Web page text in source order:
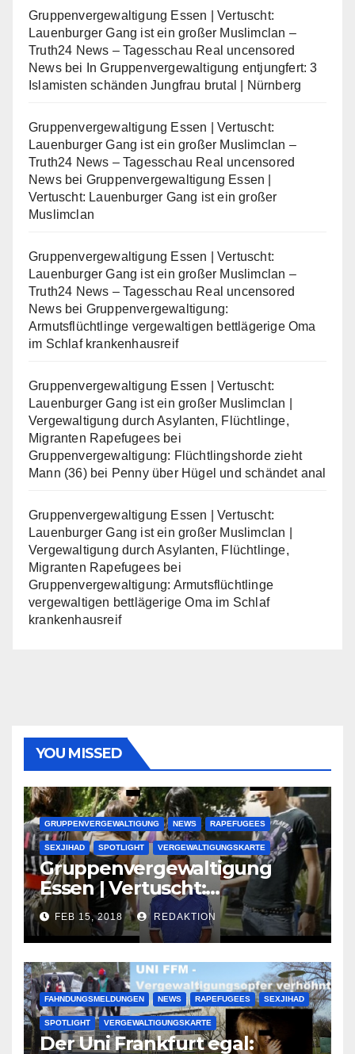
Gruppenvergewaltigung Essen | Vertuscht:
Lauenburger Gang ist ein großer Muslimclan –
Truth24 News – Tagesschau Real uncensored
Newsbei
In Gruppenvergewaltigung entjungfert: 3
Islamisten schänden Jungfrau brutal | Nürnberg
Gruppenvergewaltigung Essen | Vertuscht:
Lauenburger Gang ist ein großer Muslimclan –
Truth24 News – Tagesschau Real uncensored
Newsbei Gruppenvergewaltigung Essen |
Vertuscht: Lauenburger Gang ist ein großer
Muslimclan
Gruppenvergewaltigung Essen | Vertuscht:
Lauenburger Gang ist ein großer Muslimclan –
Truth24 News – Tagesschau Real uncensored
Newsbei Gruppenvergewaltigung:
Armutsflüchtlinge vergewaltigen bettlägerige Oma
im Schlaf krankenhausreif
Gruppenvergewaltigung Essen | Vertuscht:
Lauenburger Gang ist ein großer Muslimclan |
Vergewaltigung durch Asylanten, Flüchtlinge,
Migranten Rapefugees bei
Gruppenvergewaltigung: Flüchtlingshorde zieht
Mann (36) bei Penny über Hügel und schändet anal
Gruppenvergewaltigung Essen | Vertuscht:
Lauenburger Gang ist ein großer Muslimclan |
Vergewaltigung durch Asylanten, Flüchtlinge,
Migranten Rapefugees bei
Gruppenvergewaltigung: Armutsflüchtlinge
vergewaltigen bettlägerige Oma im Schlaf
krankenhausreif
YOU MISSED
GRUPPENVERGEWALTIGUNG NEWS RAPEFUGEES
SEXJIHAD SPOTLIGHT VERGEWALTIGUNGSKARTE
Gruppenvergewaltigung
Essen | Vertuscht:
Lauenburger Gang ist ein
großer Muslimclan
FEB 15, 2018 REDAKTION
FAHNDUNGSMELDUNGEN NEWS RAPEFUGEES SEXJIHAD
SPOTLIGHT VERGEWALTIGUNGSKARTE
Der Uni Frankfurt egal: